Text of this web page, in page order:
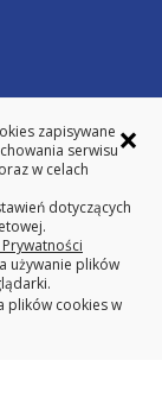
-19-88
×
zapisywane
serwisu
w celach
dotyczących
używanie plików
plików cookies w